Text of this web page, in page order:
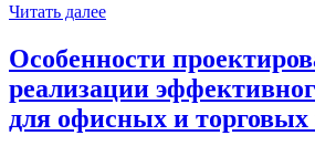
Читать далее
Особенности
реализации
для офисных и